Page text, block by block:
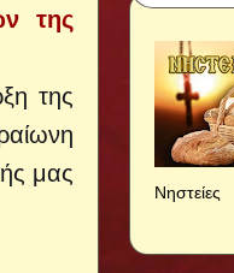
της
της
μας
Νηστείες